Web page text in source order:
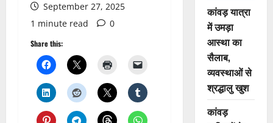
September 27, 2025
1 minute read
0
Share this:
कांवड़ यात्रा
में उमड़ा
आस्था का
सैलाब,
व्यवस्थाओं से
श्रद्धालु खुश
कांवड़